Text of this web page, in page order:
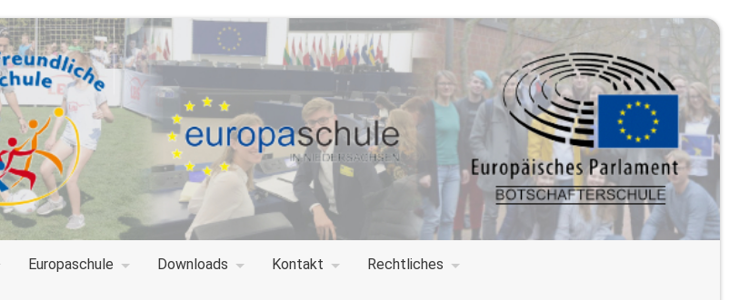
Europaschule Downloads Kontakt Rechtliches